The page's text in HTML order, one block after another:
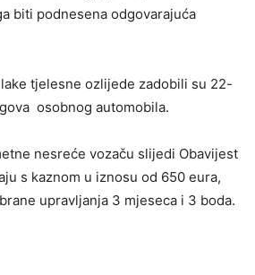
biti podnesena odgovarajuća
tjelesne ozlijede zadobili su 22-
osobnog automobila.
nesreće vozaču slijedi Obavijest
s kaznom u iznosu od 650 eura,
upravljanja 3 mjeseca i 3 boda.